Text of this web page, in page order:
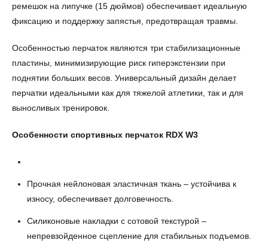
ремешок на липучке (15 дюймов) обеспечивает идеальную
фиксацию и поддержку запястья, предотвращая травмы.
Особенностью перчаток являются три стабилизационные
пластины, минимизирующие риск гиперэкстензии при
поднятии больших весов. Универсальный дизайн делает
перчатки идеальными как для тяжелой атлетики, так и для
выносливых тренировок.
Особенности спортивных перчаток RDX W3
Прочная нейлоновая эластичная ткань – устойчива к
износу, обеспечивает долговечность.
Силиконовые накладки с сотовой текстурой –
непревзойденное сцепление для стабильных подъемов.